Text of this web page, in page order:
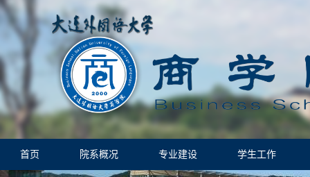
首页 院系概况 专业建设 学生工作